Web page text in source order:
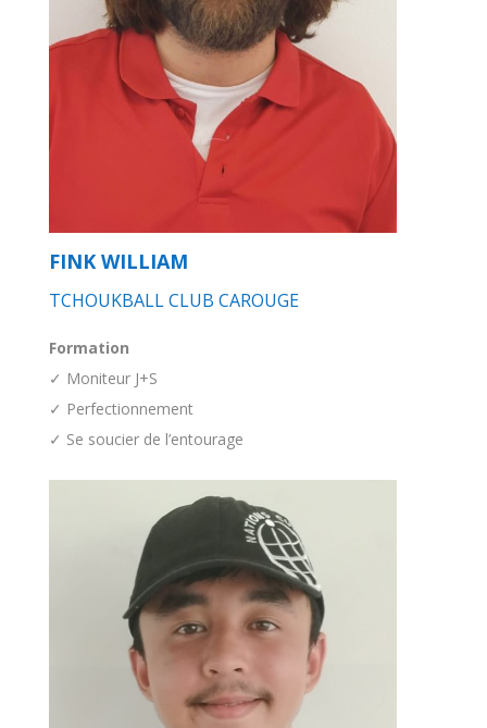
FINK WILLIAM
TCHOUKBALL CLUB CAROUGE
Formation
✓ Moniteur J+S
✓ Perfectionnement
✓ Se soucier de l’entourage